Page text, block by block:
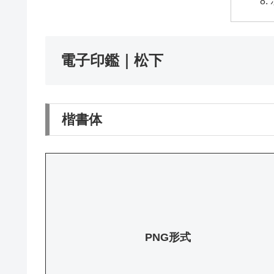
電子印鑑｜松下
楷書体
PNG形式